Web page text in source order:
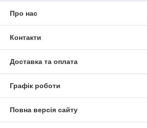
Про нас
Контакти
Доставка та оплата
Графік роботи
Повна версія сайту